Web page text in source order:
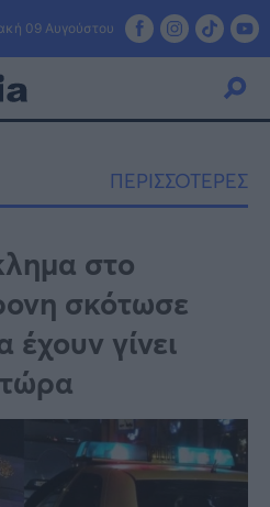
09 Αυγούστου
ΠΕΡΙΣΣΟΤΕΡΕΣ
στο
σκότωσε
γίνει